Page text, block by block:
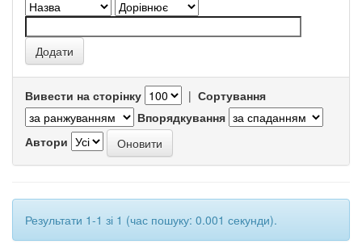
Вивести на сторінку | Сортування
Впорядкування
Автори
Результати 1-1 зі 1 (час пошуку: 0.001 секунди).